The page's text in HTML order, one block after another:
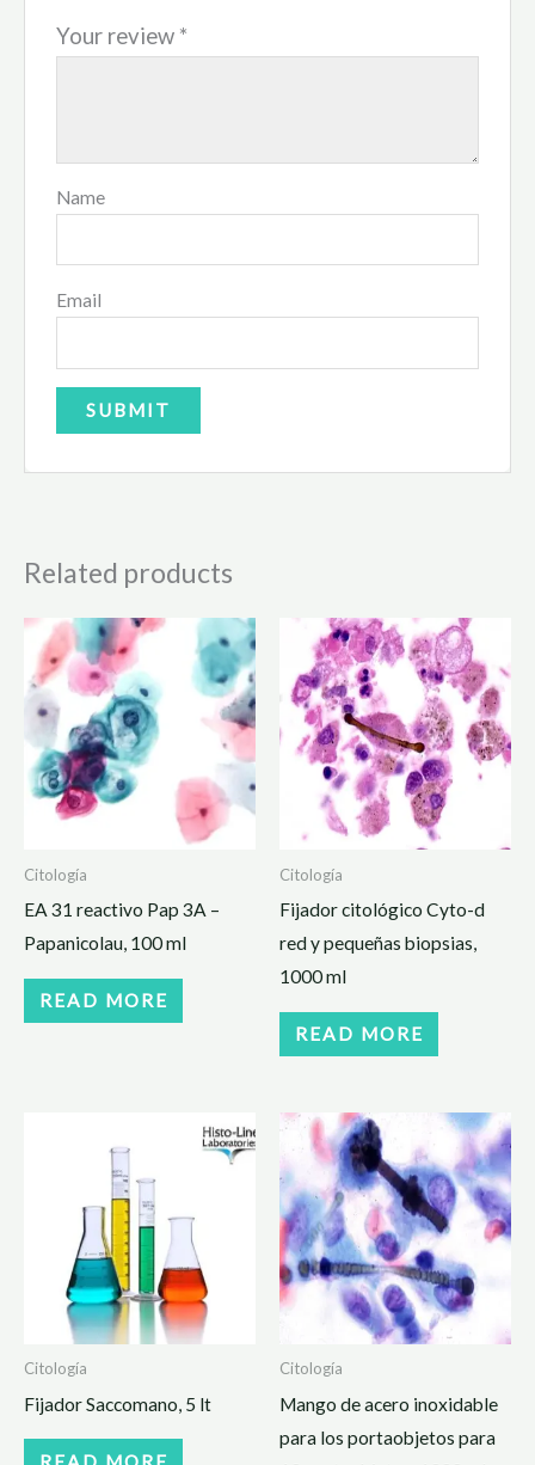
Your review *
Name
Email
Related products
Citología
EA 31 reactivo Pap 3A –
Papanicolau, 100 ml
READ MORE
Citología
Fijador citológico Cyto-d
red y pequeñas biopsias,
1000 ml
READ MORE
Citología
Fijador Saccomano, 5 lt
Citología
Mango de acero inoxidable
para los portaobjetos para